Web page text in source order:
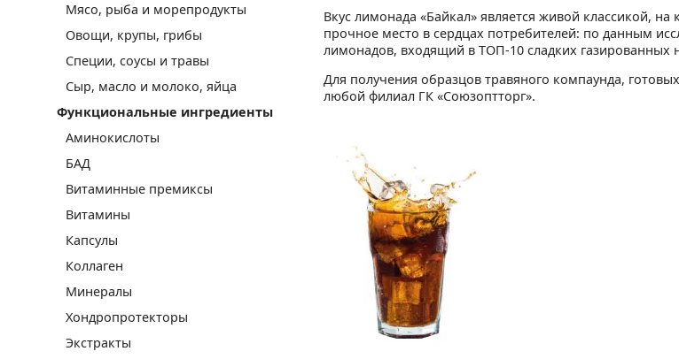
Вкус лимонада «Байкал» является живой классикой,
прочное место в сердцах потребителей: по данным
лимонадов, входящий в TOП-10 сладких
Для получения образцов травяного компаунда,
любой филиал ГК «Союзоптторг».
Мясо, рыба и морепродукты
Овощи, крупы, грибы
Специи, соусы и травы
Сыр, масло и молоко, яйца
Функциональные ингредиенты
Аминокислоты
БАД
Витаминные премиксы
Витамины
Капсулы
Коллаген
Минералы
Хондропротекторы
Экстракты